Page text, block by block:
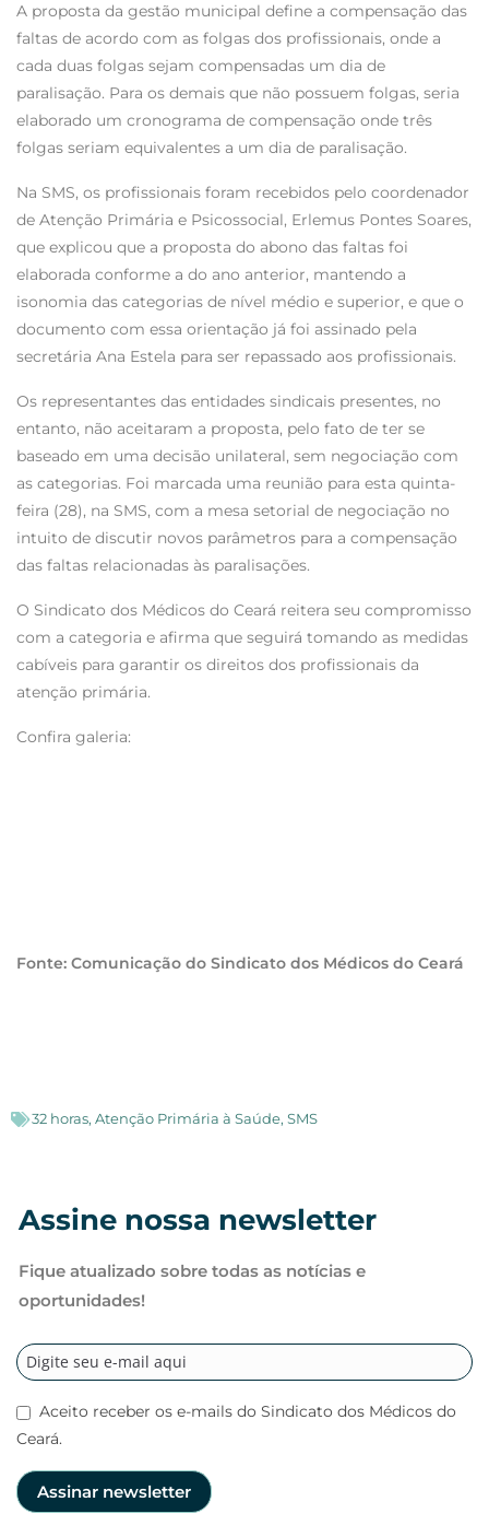
A proposta da gestão municipal define a compensação das
faltas de acordo com as folgas dos profissionais, onde a
cada duas folgas sejam compensadas um dia de
paralisação. Para os demais que não possuem folgas, seria
elaborado um cronograma de compensação onde três
folgas seriam equivalentes a um dia de paralisação.
Na SMS, os profissionais foram recebidos pelo coordenador
de Atenção Primária e Psicossocial, Erlemus Pontes Soares,
que explicou que a proposta do abono das faltas foi
elaborada conforme a do ano anterior, mantendo a
isonomia das categorias de nível médio e superior, e que o
documento com essa orientação já foi assinado pela
secretária Ana Estela para ser repassado aos profissionais.
Os representantes das entidades sindicais presentes, no
entanto, não aceitaram a proposta, pelo fato de ter se
baseado em uma decisão unilateral, sem negociação com
as categorias. Foi marcada uma reunião para esta quinta-
feira (28), na SMS, com a mesa setorial de negociação no
intuito de discutir novos parâmetros para a compensação
das faltas relacionadas às paralisações.
O Sindicato dos Médicos do Ceará reitera seu compromisso
com a categoria e afirma que seguirá tomando as medidas
cabíveis para garantir os direitos dos profissionais da
atenção primária.
Confira galeria:
Fonte: Comunicação do Sindicato dos Médicos do Ceará
32 horas, Atenção Primária à Saúde, SMS
Assine nossa newsletter
Fique atualizado sobre todas as notícias e
oportunidades!
Aceito receber os e-mails do Sindicato dos Médicos do
Ceará.